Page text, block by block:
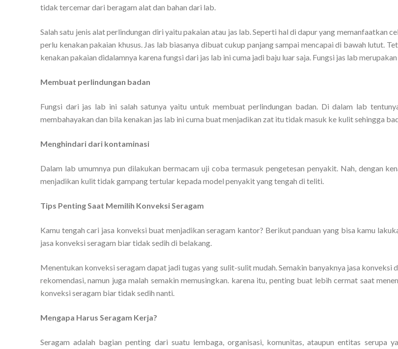
tidak tercemar dari beragam alat dan bahan dari lab.
Salah satu jenis alat perlindungan diri yaitu pakaian atau jas lab. Seperti hal di dapur yang memanfaatkan
perlu kenakan pakaian khusus. Jas lab biasanya dibuat cukup panjang sampai mencapai di bawah lutut.
kenakan pakaian didalamnya karena fungsi dari jas lab ini cuma jadi baju luar saja. Fungsi jas lab
Membuat perlindungan badan
Fungsi dari jas lab ini salah satunya yaitu untuk membuat perlindungan badan. Di dalam lab
membahayakan dan bila kenakan jas lab ini cuma buat menjadikan zat itu tidak masuk ke kulit sehingga
Menghindari dari kontaminasi
Dalam lab umumnya pun dilakukan bermacam uji coba termasuk pengetesan penyakit. Nah, dengan
menjadikan kulit tidak gampang tertular kepada model penyakit yang tengah di teliti.
Tips Penting Saat Memilih Konveksi Seragam
Kamu tengah cari jasa konveksi buat menjadikan seragam kantor? Berikut panduan yang bisa kamu
jasa konveksi seragam biar tidak sedih di belakang.
Menentukan konveksi seragam dapat jadi tugas yang sulit-sulit mudah. Semakin banyaknya jasa konveksi
rekomendasi, namun juga malah semakin memusingkan. karena itu, penting buat lebih cermat saat
konveksi seragam biar tidak sedih nanti.
Mengapa Harus Seragam Kerja?
Seragam adalah bagian penting dari suatu lembaga, organisasi, komunitas, ataupun entitas serupa